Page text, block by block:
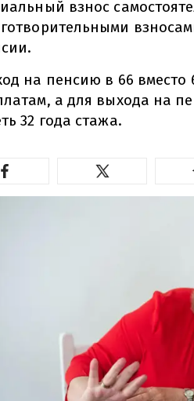
взнос
на пенсию в 66 вместо
а для выхода на
32 года стажа.